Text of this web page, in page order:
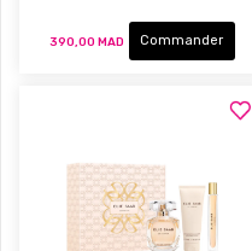
390,00 MAD Commander